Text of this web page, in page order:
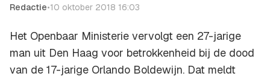
Redactie•10 oktober 2018 16:03
Het Openbaar Ministerie vervolgt een 27-jarige
man uit Den Haag voor betrokkenheid bij de dood
van de 17-jarige Orlando Boldewijn. Dat meldt